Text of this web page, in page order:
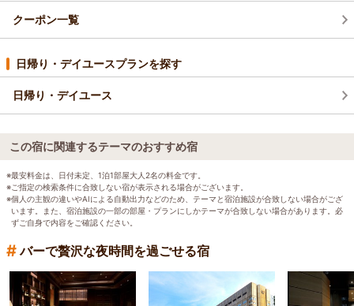
クーポン一覧
日帰り・デイユースプランを探す
日帰り・デイユース
この宿に関連するテーマのおすすめ宿
※最安料金は、日付未定、1泊1部屋大人2名の料金です。
※ご指定の検索条件に合致しない宿が表示される場合がございます。
※個人の主観の違いやAIによる自動出力などのため、テーマと宿泊施設が合致しない場合がござ
います。また、宿泊施設の一部の部屋・プランにしかテーマが合致しない場合があります。必
ずご自身で内容をご確認ください。
# バーで贅沢な夜時間を過ごせる宿